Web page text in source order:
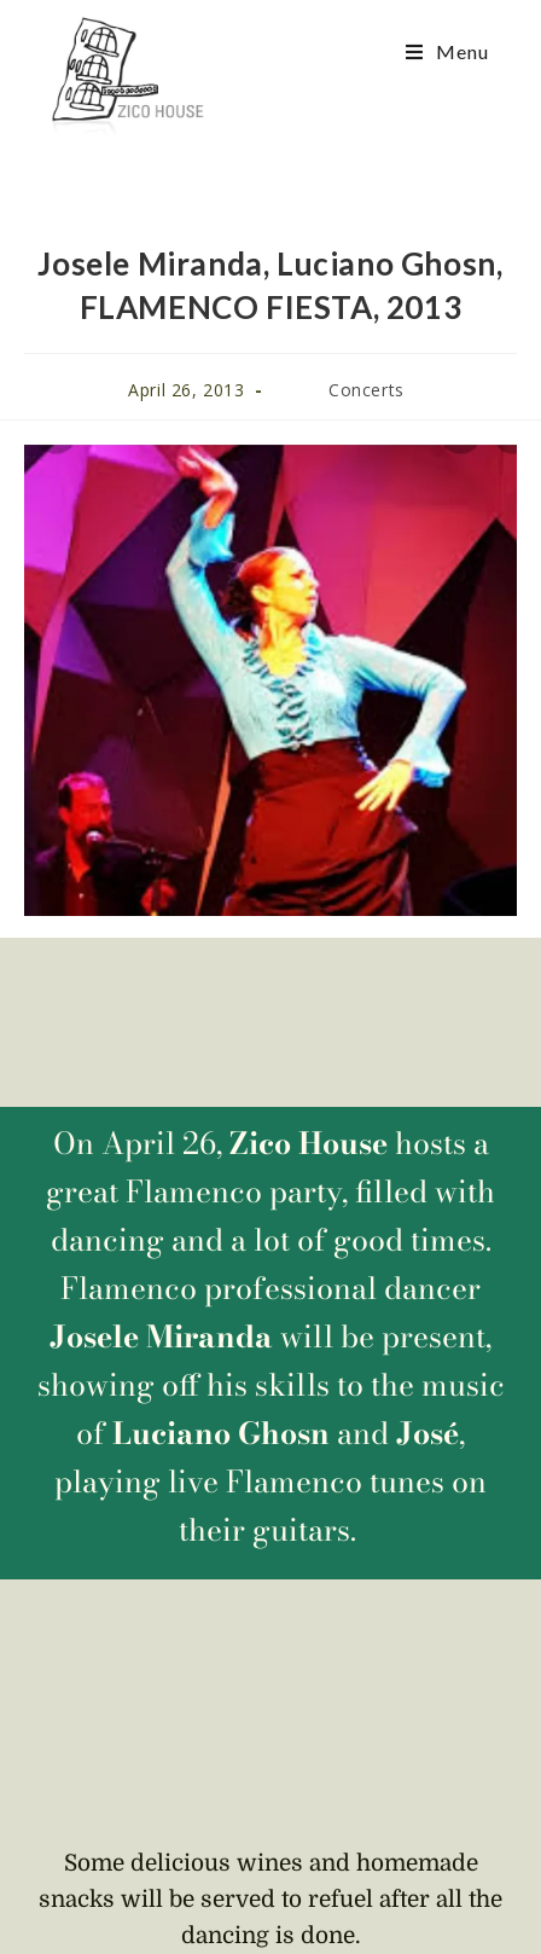
Menu
Josele Miranda, Luciano Ghosn,
FLAMENCO FIESTA, 2013
April 26, 2013 Concerts
On April 26,Zico Househosts a
great Flamenco party, filled with
dancing and a lot of good times.
Flamenco professional dancer
Josele Mirandawill be present,
showing off his skills to the music
ofLuciano Ghosn andJosé,
playing live Flamenco tunes on
their guitars.
Some delicious wines and homemade
snacks will be served to refuel after all the
dancing is done.